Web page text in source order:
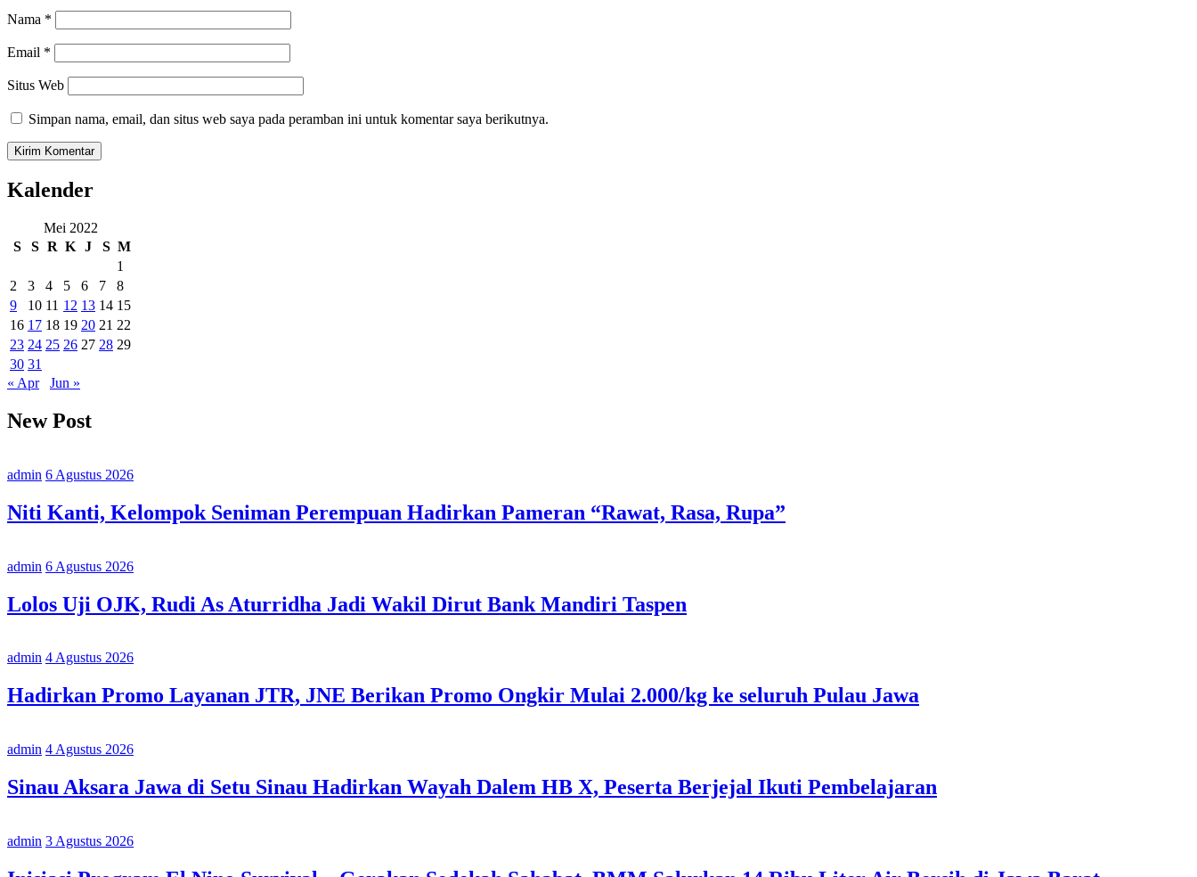
Nama *
Email *
Situs Web
Simpan nama, email, dan situs web saya pada peramban ini untuk komentar saya berikutnya.
Kalender
Mei 2022
S
S R K J S M
1
2
3 4 5 6 7
8
9
10 11 12 13 14 15
16 17 18 19 20 21 22
23 24 25 26 27 28 29
30 31
« Apr
Jun »
New Post
admin 6 Agustus 2026
Niti Kanti, Kelompok Seniman Perempuan Hadirkan Pameran “Rawat, Rasa, Rupa”
admin 6 Agustus 2026
Lolos Uji OJK, Rudi As Aturridha Jadi Wakil Dirut Bank Mandiri Taspen
admin 4 Agustus 2026
Hadirkan Promo Layanan JTR, JNE Berikan Promo Ongkir Mulai 2.000/kg ke seluruh Pulau Jawa
admin 4 Agustus 2026
Sinau Aksara Jawa di Setu Sinau Hadirkan Wayah Dalem HB X, Peserta Berjejal Ikuti Pembelajaran
admin 3 Agustus 2026